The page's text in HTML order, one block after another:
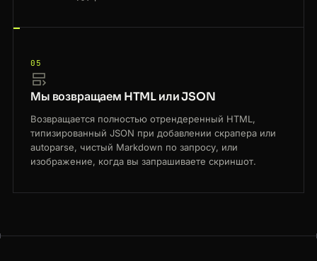
05
Мы возвращаем HTML или JSON
Возвращается полностью отрендеренный HTML,
типизированный JSON при добавлении скрапера или
autoparse, чистый Markdown по запросу, или
изображение, когда вы запрашиваете скриншот.